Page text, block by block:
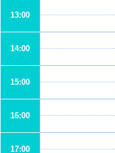
13:00
14:00
15:00
16:00
17:00